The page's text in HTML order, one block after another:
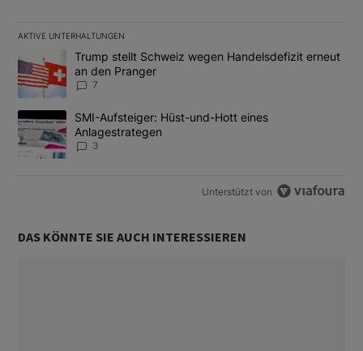
AKTIVE UNTERHALTUNGEN
Ein Trendartikel mit dem Titel "Trump stellt Schweiz wegen
Trump stellt Schweiz wegen Handelsdefizit erneut
an den Pranger
7
Ein Trendartikel mit dem Titel "SMI-Aufsteiger: Hüst-und-Hott
SMI-Aufsteiger: Hüst-und-Hott eines
Anlagestrategen
3
Unterstützt von
DAS KÖNNTE SIE AUCH INTERESSIEREN